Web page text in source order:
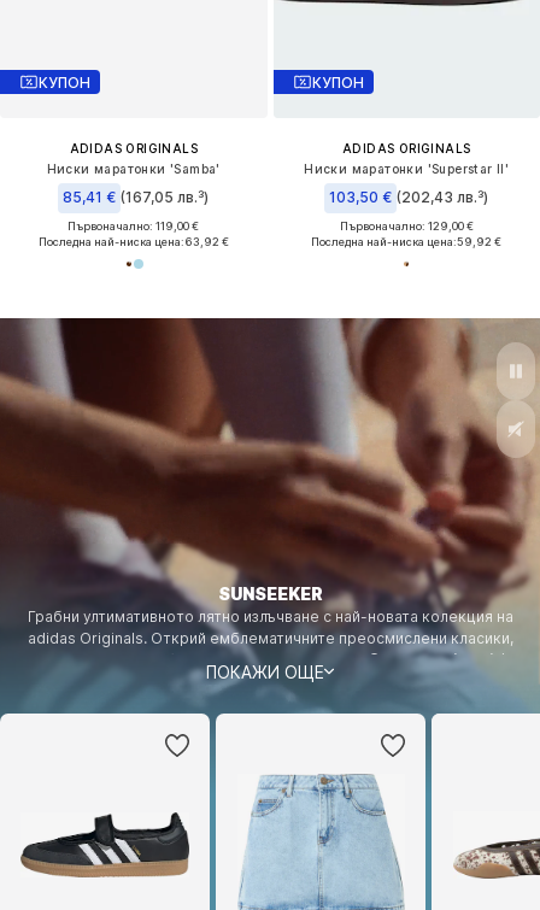
КУПОН
ADIDAS ORIGINALS
Ниски маратонки 'Samba'
85,41 € (167,05 лв.³)
Първоначално: 119,00 €
Последна най-ниска цена:63,92 €
КУПОН
ADIDAS ORIGINALS
Ниски маратонки 'Superstar II'
103,50 € (202,43 лв.³)
Първоначално: 129,00 €
Последна най-ниска цена:59,92 €
SUNSEEKER
Грабни ултимативното лятно излъчване с най-новата колекция на
adidas Originals. Открий емблематичните преосмислени класики,
свежи принтове и небрежен стрийт стайл сега! © Successió Miró / VG
Bild-Kunst, Bonn 2026
ПОКАЖИ ОЩЕ